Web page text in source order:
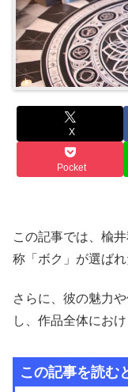
X
Pocket
この記事では、楡
称「ボク」が選ば
さらに、彼の魅力
し、作品全体にお
この記事を読む